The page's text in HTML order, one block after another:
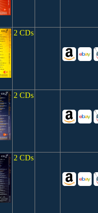
2 CDs
2 CDs
2 CDs